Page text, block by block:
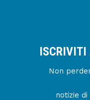
ISCRIVITI
Non
notizie